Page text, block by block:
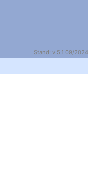
Stand: v.5.1 09/2024